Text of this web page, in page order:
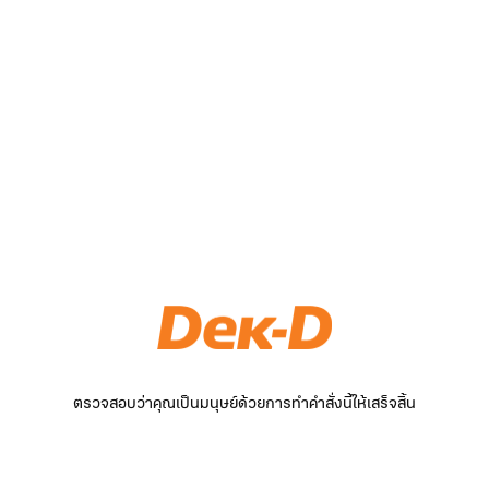
ตรวจสอบว่าคุณเป็นมนุษย์ด้วยการทำคำสั่งนี้ให้เสร็จสิ้น